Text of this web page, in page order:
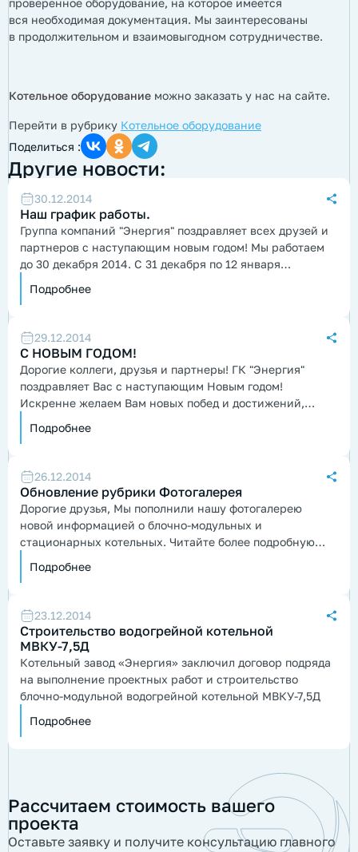
проверенное оборудование, на которое имеется
вся необходимая документация. Мы заинтересованы
в продолжительном и взаимовыгодном сотрудничестве.
Котельное оборудование можно заказать у нас на сайте.
Перейти в рубрику Котельное оборудование
Поделиться :
Другие новости:
30.12.2014
Наш график работы.
Группа компаний "Энергия" поздравляет всех друзей и
партнеров с наступающим новым годом! Мы работаем
до 30 декабря 2014. С 31 декабря по 12 января
Подробнее
29.12.2014
С НОВЫМ ГОДОМ!
Дорогие коллеги, друзья и партнеры! ГК "Энергия"
поздравляет Вас с наступающим Новым годом!
Искренне желаем Вам новых побед и достижений,
Подробнее
26.12.2014
Обновление рубрики Фотогалерея
Дорогие друзья, Мы пополнили нашу фотогалерею
новой информацией о блочно-модульных и
стационарных котельных. Читайте более подробную
Подробнее
23.12.2014
Строительство водогрейной котельной
МВКУ-7,5Д
Котельный завод «Энергия» заключил договор подряда
на выполнение проектных работ и строительство
блочно-модульной водогрейной котельной МВКУ-7,5Д
Подробнее
Рассчитаем стоимость вашего
проекта
Оставьте заявку и получите консультацию главного